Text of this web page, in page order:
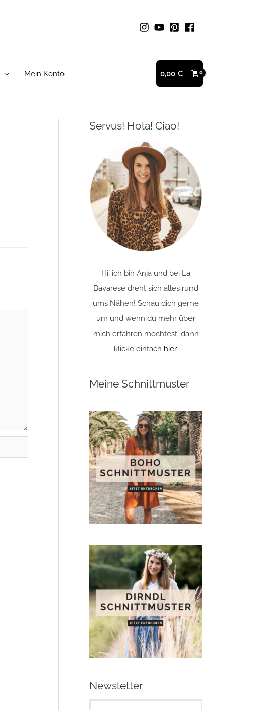
Mein Konto 0,00 €
Servus! Hola! Ciao!
Hi, ich bin Anja und bei La
Bavarese dreht sich alles rund
ums Nähen! Schau dich gerne
um und wenn du mehr über
mich erfahren möchtest, dann
klicke einfach hier.
Meine Schnittmuster
Newsletter